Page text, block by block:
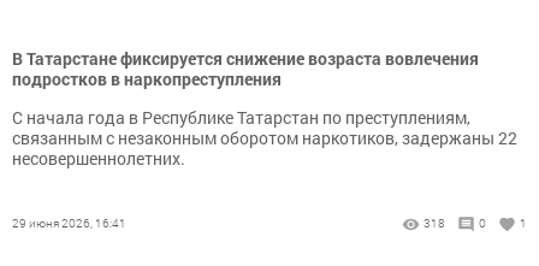
В Татарстане фиксируется снижение возраста вовлечения
подростков в наркопреступления
С начала года в Республике Татарстан по преступлениям,
связанным с незаконным оборотом наркотиков, задержаны 22
несовершеннолетних.
29 июня 2026, 16:41 318 0 1